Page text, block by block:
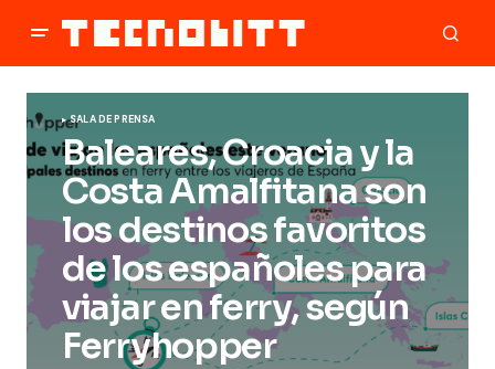
SALA DE PRENSA
Baleares, Croacia y la
Costa Amalfitana son
los destinos favoritos
de los españoles para
viajar en ferry, según
Ferryhopper